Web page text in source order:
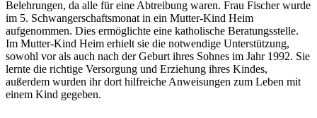
Belehrungen, da alle für eine Abtreibung waren. Frau Fischer wurde
im 5. Schwangerschaftsmonat in ein Mutter-Kind Heim
aufgenommen. Dies ermöglichte eine katholische Beratungsstelle.
Im Mutter-Kind Heim erhielt sie die notwendige Unterstützung,
sowohl vor als auch nach der Geburt ihres Sohnes im Jahr 1992. Sie
lernte die richtige Versorgung und Erziehung ihres Kindes,
außerdem wurden ihr dort hilfreiche Anweisungen zum Leben mit
einem Kind gegeben.